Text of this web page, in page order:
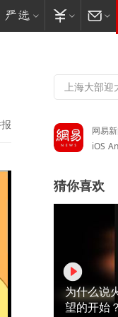
网易
iOS
猜你喜欢
为什么说
望的开始？